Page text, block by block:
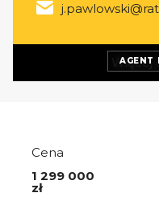
AGENT
Więcej
Cena
1 299 000
zł